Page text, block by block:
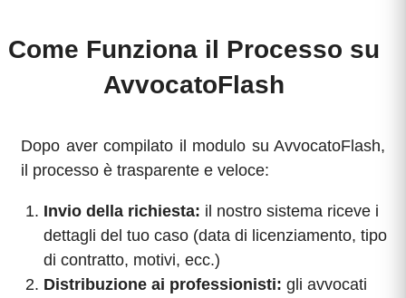
Come Funziona il Processo su
AvvocatoFlash
Dopo aver compilato il modulo su AvvocatoFlash,
il processo è trasparente e veloce:
Invio della richiesta: il nostro sistema riceve i
dettagli del tuo caso (data di licenziamento, tipo
di contratto, motivi, ecc.)
Distribuzione ai professionisti: gli avvocati